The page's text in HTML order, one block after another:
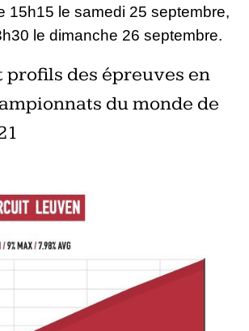
15h15 le samedi 25 septembre,
le dimanche 26 septembre.
profils des épreuves en
du monde de